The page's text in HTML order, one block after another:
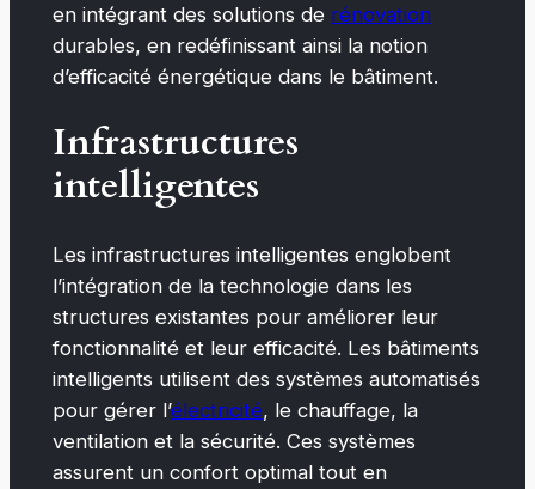
en intégrant des solutions de rénovation
durables, en redéfinissant ainsi la notion
d’efficacité énergétique dans le bâtiment.
Infrastructures
intelligentes
Les infrastructures intelligentes englobent
l’intégration de la technologie dans les
structures existantes pour améliorer leur
fonctionnalité et leur efficacité. Les bâtiments
intelligents utilisent des systèmes automatisés
pour gérer l’électricité, le chauffage, la
ventilation et la sécurité. Ces systèmes
assurent un confort optimal tout en